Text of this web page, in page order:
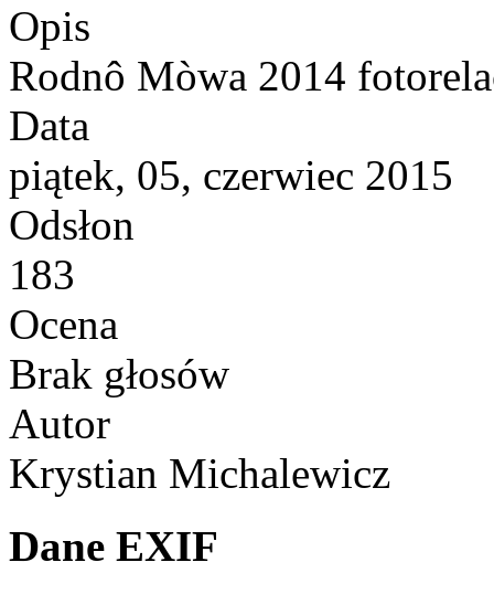
Opis
Rodnô Mòwa 2014
Data
piątek, 05, czerwiec 2015
Odsłon
183
Ocena
Brak głosów
Autor
Krystian Michalewicz
Dane EXIF